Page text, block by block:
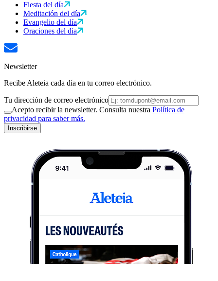
Fiesta del día
Meditación del día
Evangelio del día
Oraciones del día
Newsletter
Recibe Aleteia cada día en tu correo electrónico.
Tu dirección de correo electrónico
Acepto recibir la newsletter. Consulta nuestra Política de
privacidad para saber más.
Inscribirse